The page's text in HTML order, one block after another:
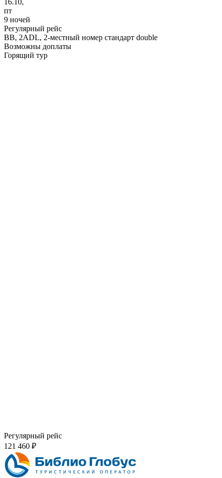
пт
9 ночей
Регулярный рейс
BB, 2ADL, 2-местный номер стандарт double
Возможны доплаты
Горящий тур
Регулярный рейс
121 460 ₽